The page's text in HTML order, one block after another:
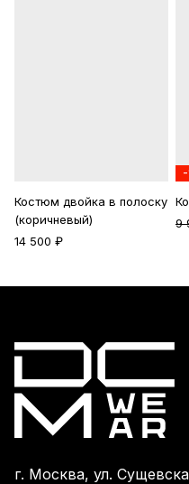
Костюм двойка в полоску
(коричневый)
14 500 ₽
9
г. Москва, ул.